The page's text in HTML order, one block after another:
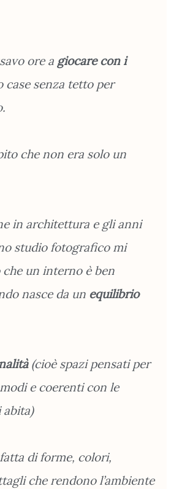
ore a giocare con i
case senza tetto per
che non era solo un
in architettura e gli anni
studio fotografico mi
un interno è ben
nasce da un equilibrio
(cioè spazi pensati per
e coerenti con le
abita)
fatta di forme, colori,
che rendono l’ambiente